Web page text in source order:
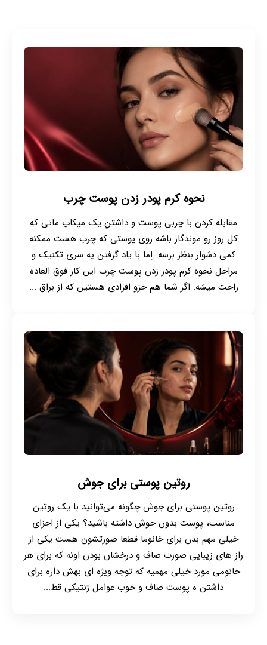
نحوه کرم پودر زدن پوست چرب
مقابله کردن با چربی پوست و داشتنِ یک میکاپ ماتی که
کل روز رو موندگار باشه روی پوستی که چرب هست ممکنه
کمی دشوار بنظر برسه. ِاما با یاد گرفتن یه سری تکنیک و
مراحل نحوه کرم پودر زدن پوست چرب این کار فوق العاده
راحت میشه. اگر شما هم جزو افرادی هستین که از براق ...
روتین پوستی برای جوش
روتین پوستی برای جوش چگونه می‌توانید با یک روتین
مناسب، پوست بدون جوش داشته باشید؟ یکی از اجزای
خیلی مهم بدن برای خانوما قطعا صورتشون هست یکی از
راز های زیبایی صورت صاف و درخشان بودن اونه که برای هر
خانومی مورد خیلی مهمیه که توجه ویژه ای بهش داره برای
داشتن ه پوست صاف و خوب عوامل ژنتیکی قط...